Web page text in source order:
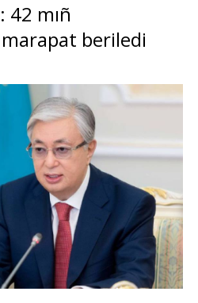
42 mıñ
beriledi